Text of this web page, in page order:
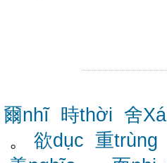
爾nhĩ 時thời 舍Xá
。 欲dục 重trùng